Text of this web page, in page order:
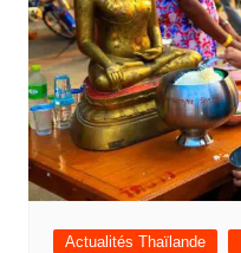
Actualités Thaïlande